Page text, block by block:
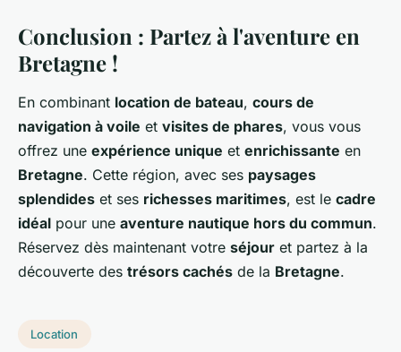
Conclusion : Partez à l'aventure en
Bretagne !
En combinant location de bateau, cours de
navigation à voile et visites de phares, vous vous
offrez une expérience unique et enrichissante en
Bretagne. Cette région, avec ses paysages
splendides et ses richesses maritimes, est le cadre
idéal pour une aventure nautique hors du commun.
Réservez dès maintenant votre séjour et partez à la
découverte des trésors cachés de la Bretagne.
Location